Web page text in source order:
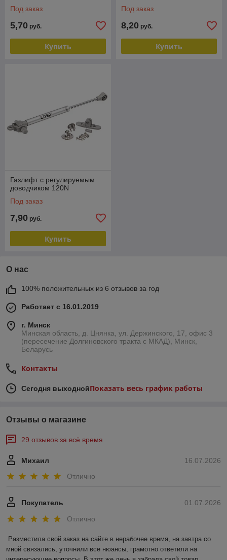
Под заказ
5,70 руб.
Купить
Под заказ
8,20 руб.
Купить
Газлифт с регулируемым
доводчиком 120N
Под заказ
7,90 руб.
Купить
О нас
100% положительных из 6 отзывов за год
Работает с 16.01.2019
г. Минск
Минская область, д. Цнянка, ул. Держинского, 17, офис 3
(пересечение Долгиновского тракта с МКАД), Минск,
Беларусь
Контакты
Сегодня выходнойПоказать весь график работы
Отзывы о магазине
29 отзывов за всё время
16.07.2026
Михаил
Отлично
01.07.2026
Покупатель
Отлично
Разместила свой заказ на сайте в нерабочее время, на завтра со
мной связались, уточнили все нюансы, грамотно ответили на